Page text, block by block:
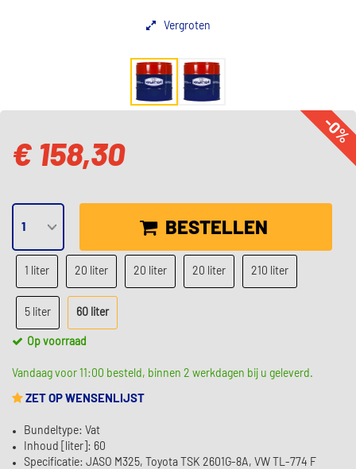
Vergroten
-0%
€ 158,30
BESTELLEN
1 liter 20 liter 20 liter 20 liter 210 liter
5 liter 60 liter
Op voorraad
Vandaag voor 11:00 besteld, binnen 2 werkdagen bij u geleverd.
ZET OP WENSENLIJST
Bundeltype: Vat
Inhoud [liter]: 60
Specificatie: JASO M325, Toyota TSK 2601G-8A, VW TL-774 F